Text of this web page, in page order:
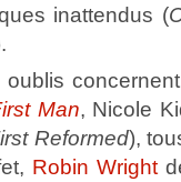
inattendus (
oublis
Man, Nicole
Reformed),
Robin Wright